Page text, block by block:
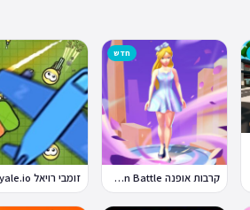
חדש
קרבות אופנה Fashion Battle